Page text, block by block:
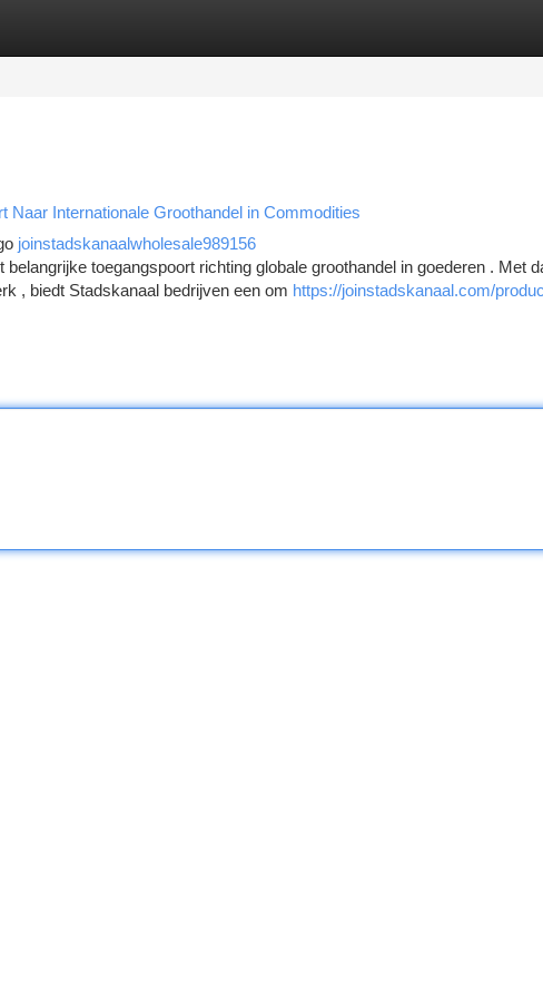
Listings
Naar Internationale Groothandel in Commodities
joinstadskanaalwholesale989156
belangrijke toegangspoort richting globale groothandel in goederen . Met
, biedt Stadskanaal bedrijven een om https://joinstadskanaal.com/